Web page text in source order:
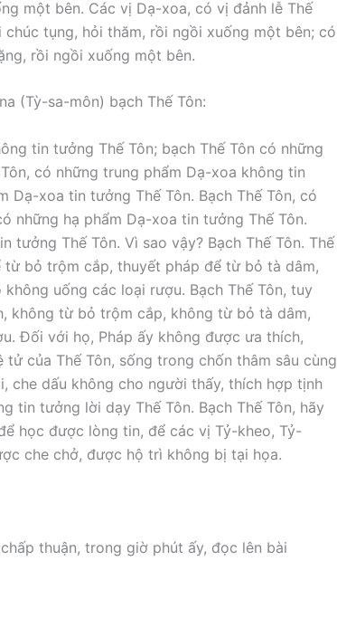
một bên. Các vị Dạ-xoa, có vị đảnh lễ Thế
tụng, hỏi thăm, rồi ngồi xuống một bên; có
rồi ngồi xuống một bên.
(Tỳ-sa-môn) bạch Thế Tôn:
tin tưởng Thế Tôn; bạch Thế Tôn có những
có những trung phẩm Dạ-xoa không tin
Dạ-xoa tin tưởng Thế Tôn. Bạch Thế Tôn, có
những hạ phẩm Dạ-xoa tin tưởng Thế Tôn.
tưởng Thế Tôn. Vì sao vậy? Bạch Thế Tôn. Thế
bỏ trộm cắp, thuyết pháp để từ bỏ tà dâm,
uống các loại rượu. Bạch Thế Tôn, tuy
không từ bỏ trộm cắp, không từ bỏ tà dâm,
Ðối với họ, Pháp ấy không được ưa thích,
của Thế Tôn, sống trong chốn thâm sâu cùng
dấu không cho người thấy, thích hợp tịnh
tin tưởng lời dạy Thế Tôn. Bạch Thế Tôn, hãy
học được lòng tin, để các vị Tỷ-kheo, Tỷ-
che chở, được hộ trì không bị tại họa.
thuận, trong giờ phút ấy, đọc lên bài